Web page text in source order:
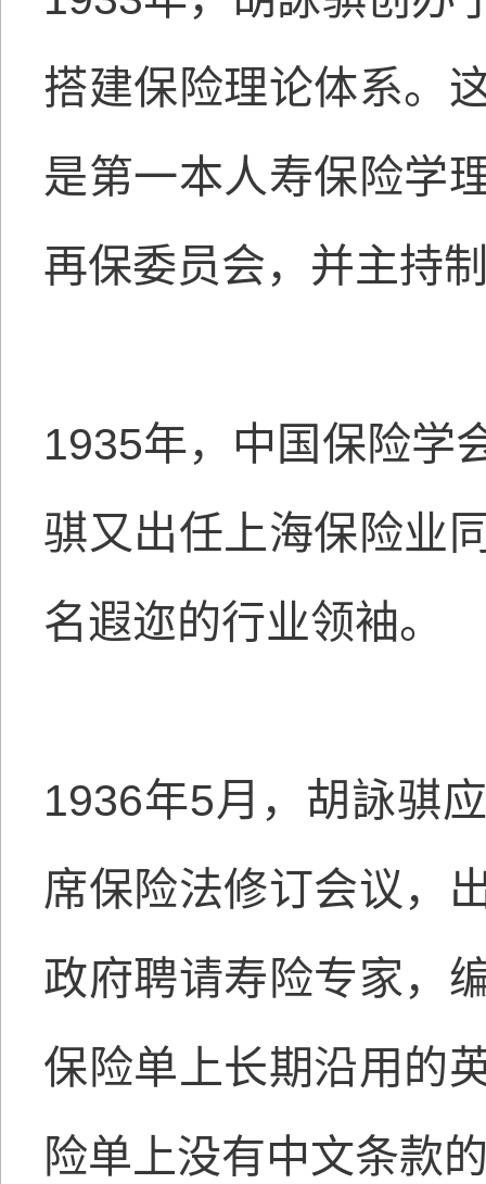
搭建保险理论体系。
是第一本人寿保险学
再保委员会，并主持
1935年，中国保险学
骐又出任上海保险业
名遐迩的行业领袖。
1936年5月，胡詠骐
席保险法修订会议，
政府聘请寿险专家，
保险单上长期沿用的
险单上没有中文条款